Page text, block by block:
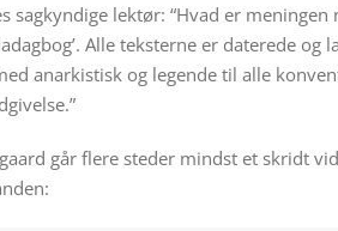
lektør: “Hvad er meningen
Alle teksterne er daterede
anarkistisk og legende til alle
går flere steder mindst et skridt